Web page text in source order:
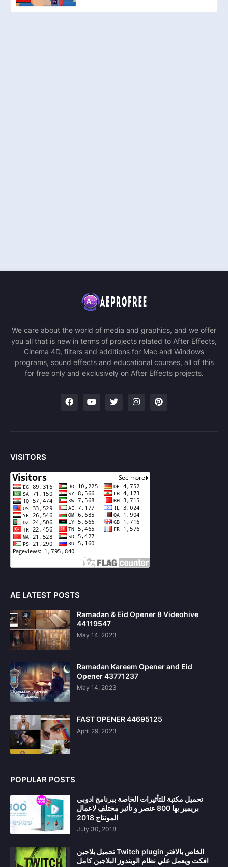
We care about the world of media and graphics, and we offer
you all that is new in terms of projects related to After Effects,
Cinema 4D, filters and additions for Mac and Windows
programs, sound effects and educational courses, all of this
for free only and exclusively on After Effects projects.
VISITORS
AE LATEST POSTS
Ramadan & Eid Opener 8 Videohive
44119547
May 14, 2023
Ramadan Kareem Opener and Eid
Opener 43771237
May 14, 2023
FAST OPENER 44695125
April 29, 2023
POPULAR POSTS
تحميل مكتبة للتأثيرات الخاصة ببرنامج ادوبي
بريمير بها 800 عنصر و تأثير مختلف لاعمال
المونتاج 2018
July 30, 2018
تحميل بلاجين Twitch plugin الخاص بالافتر
افكت ويعمل علي نظام الويندوز البلاجين كامل